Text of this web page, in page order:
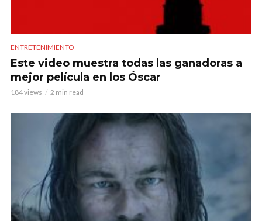
ENTRETENIMIENTO
Este video muestra todas las ganadoras a
mejor película en los Óscar
184 views 2 min read